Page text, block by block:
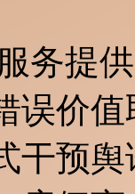
务提
误价
干预